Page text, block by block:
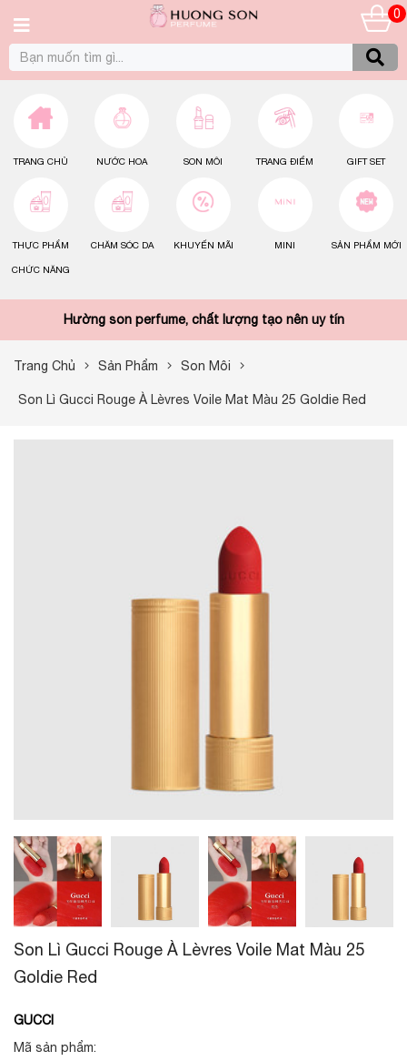
0
TRANG CHỦ NƯỚC HOA SON MÔI TRANG ĐIỂM GIFT SET
THỰC PHẨM
CHỨC NĂNG
CHĂM SÓC DA KHUYẾN MÃI MINI SẢN PHẨM MỚI
Hường son perfume, chất lượng tạo nên uy tín
Trang Chủ Sản Phẩm Son Môi
Son Lì Gucci Rouge À Lèvres Voile Mat Màu 25 Goldie Red
Son Lì Gucci Rouge À Lèvres Voile Mat Màu 25
Goldie Red
GUCCI
Mã sản phẩm: